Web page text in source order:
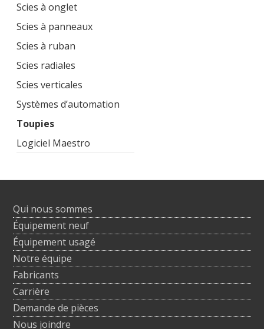
Scies à onglet
Scies à panneaux
Scies à ruban
Scies radiales
Scies verticales
Systèmes d’automation
Toupies
Logiciel Maestro
Qui nous sommes
Équipement neuf
Équipement usagé
Notre équipe
Fabricants
Carrière
Demande de pièces
Nous joindre